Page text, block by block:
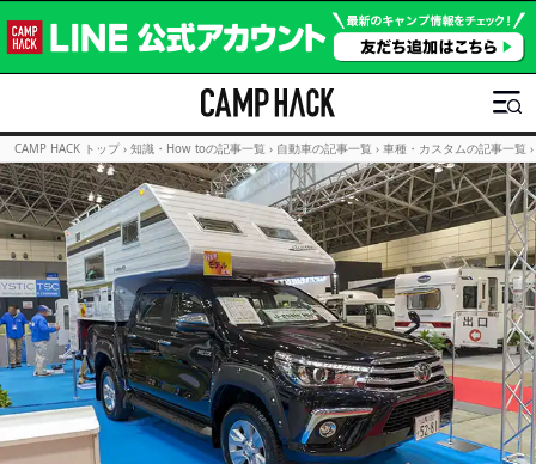
CAMP HACK トップ › 知識・How toの記事一覧 › 自動車の記事一覧 › 車種・カスタムの記事一覧 ›